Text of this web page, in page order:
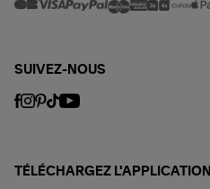
SUIVEZ-NOUS
TÉLÉCHARGEZ L'APPLICATION